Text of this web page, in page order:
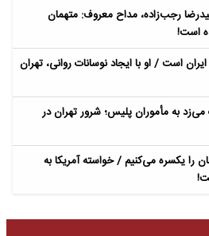
رجب‌زاده، مداح معروف: متهمان
است!
است / او با ایجاد نوسانات روانی، تهران
به مأموران پلیس؛ شرور تهران در
را یکسره می‌کنیم / خواسته آمریکا به